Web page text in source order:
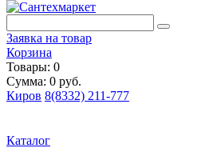
Заявка на товар
Корзина
Товары: 0
Сумма: 0 руб.
Киров 8(8332) 211-777
Каталог